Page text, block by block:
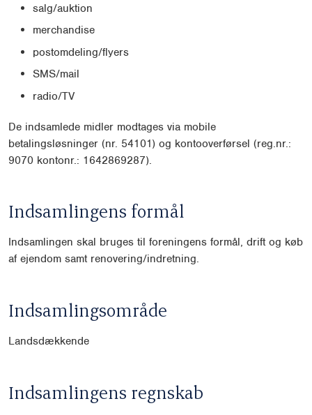
salg/auktion
merchandise
postomdeling/flyers
SMS/mail
radio/TV
De indsamlede midler modtages via mobile
betalingsløsninger (nr. 54101) og kontooverførsel (reg.nr.:
9070 kontonr.: 1642869287).
Indsamlingens formål
Indsamlingen skal bruges til foreningens formål, drift og køb
af ejendom samt renovering/indretning.
Indsamlingsområde
Landsdækkende
Indsamlingens regnskab